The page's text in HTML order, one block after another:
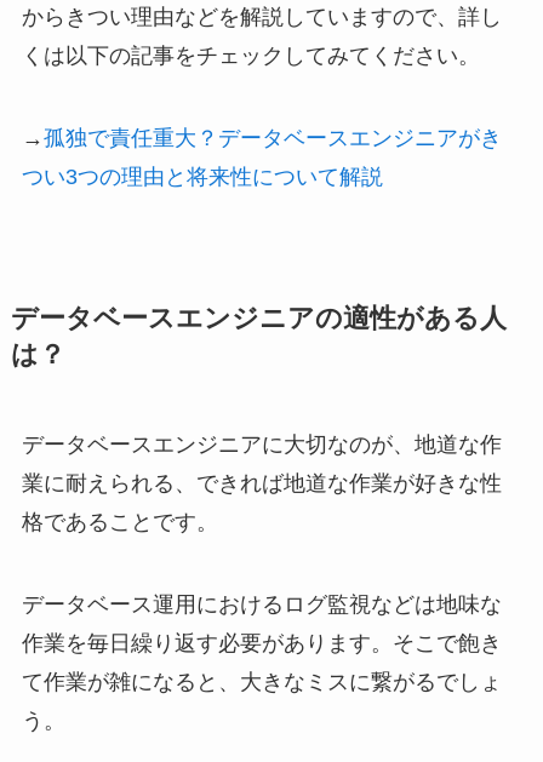
からきつい理由などを解説していますので、詳し
くは以下の記事をチェックしてみてください。
→孤独で責任重大？データベースエンジニアがき
つい3つの理由と将来性について解説
データベースエンジニアの適性がある人
は？
データベースエンジニアに大切なのが、地道な作
業に耐えられる、できれば地道な作業が好きな性
格であることです。
データベース運用におけるログ監視などは地味な
作業を毎日繰り返す必要があります。そこで飽き
て作業が雑になると、大きなミスに繋がるでしょ
う。